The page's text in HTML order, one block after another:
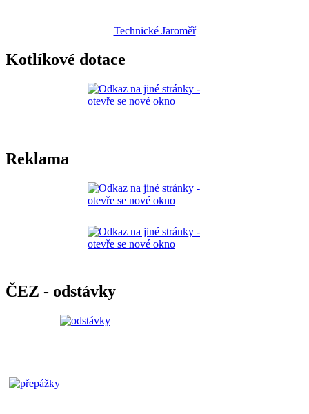
Technické Jaroměř
Kotlíkové dotace
Reklama
ČEZ - odstávky